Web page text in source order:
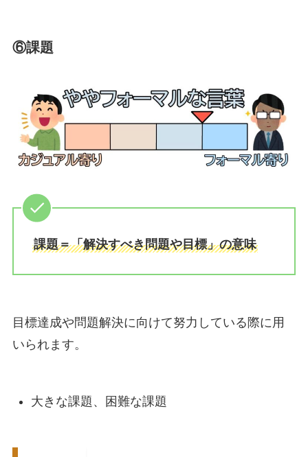
⑥課題
課題＝「解決すべき問題や目標」の意味
目標達成や問題解決に向けて努力している際に用
いられます。
大きな課題、困難な課題